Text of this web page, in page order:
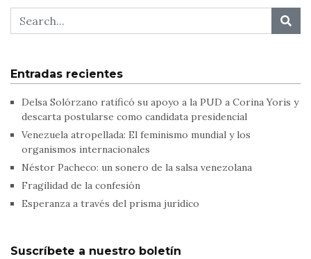
Entradas recientes
Delsa Solórzano ratificó su apoyo a la PUD a Corina Yoris y
descarta postularse como candidata presidencial
Venezuela atropellada: El feminismo mundial y los
organismos internacionales
Néstor Pacheco: un sonero de la salsa venezolana
Fragilidad de la confesión
Esperanza a través del prisma jurídico
Suscríbete a nuestro boletín